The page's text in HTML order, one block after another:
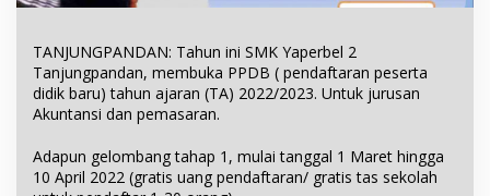
TANJUNGPANDAN: Tahun ini SMK Yaperbel 2
Tanjungpandan, membuka PPDB ( pendaftaran peserta
didik baru) tahun ajaran (TA) 2022/2023. Untuk jurusan
Akuntansi dan pemasaran.
Adapun gelombang tahap 1, mulai tanggal 1 Maret hingga
10 April 2022 (gratis uang pendaftaran/ gratis tas sekolah